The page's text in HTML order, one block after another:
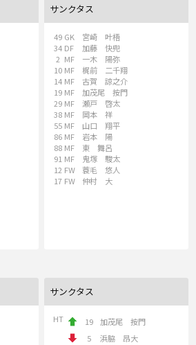
サンクタス
49 GK
宮崎 叶梧
34 DF
加藤 快兜
2 MF
一木 陽弥
10 MF
梶前 二千翔
14 MF
古賀 諒之介
19 MF
加茂尾 按門
29 MF
瀬戸 啓太
38 MF
岡本 祥
55 MF
山口 翔平
86 MF
岩本 陽
88 MF
東 舞呂
91 MF
鬼塚 駿太
12 FW
蓑毛 悠人
17 FW 仲村 大
サンクタス
HT 19
加茂尾 按門
5
浜脇 昂大